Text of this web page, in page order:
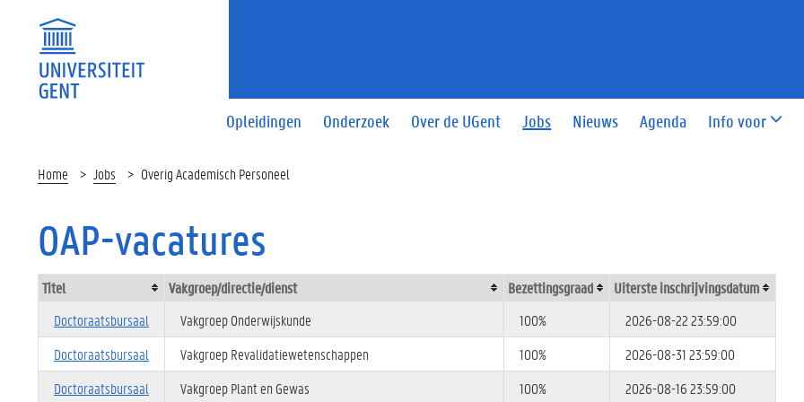
Opleidingen Onderzoek Over de UGent Jobs Nieuws Agenda Info voor
Home Jobs Overig Academisch Personeel
OAP-vacatures
Titel Vakgroep/directie/dienst Bezettingsgraad
Uiterste inschrijvingsdatum
Doctoraatsbursaal
Vakgroep Onderwijskunde 100%
2026-08-22 23:59:00
Doctoraatsbursaal
Vakgroep Revalidatiewetenschappen 100%
2026-08-31 23:59:00
Doctoraatsbursaal
Vakgroep Plant en Gewas 100%
2026-08-16 23:59:00